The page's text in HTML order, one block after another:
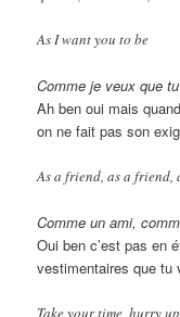
As I want you to be
Comme je veux que
Ah ben oui mais
on ne fait pas son
As a friend, as a friend,
Comme un ami,
Oui ben c’est pas en
vestimentaires que tu
Take your time, hurry up